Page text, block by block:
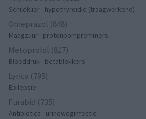
Schildklier - hypothyroidie (traagwerkend)
Omeprazol (848)
Maagzuur - protonpompremmers
Metoprolol (817)
Bloeddruk - betablokkers
Lyrica (795)
Epilepsie
Furabid (735)
Antibiotica - urineweginfectie